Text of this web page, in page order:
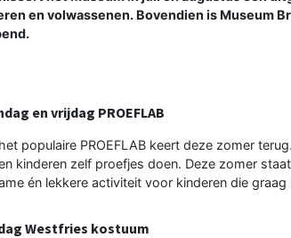
en volwassenen. Bovendien is Museum
en vrijdag PROEFLAB
populaire PROEFLAB keert deze zomer
kinderen zelf proefjes doen. Deze zomer
én lekkere activiteit voor kinderen die graag
Westfries kostuum